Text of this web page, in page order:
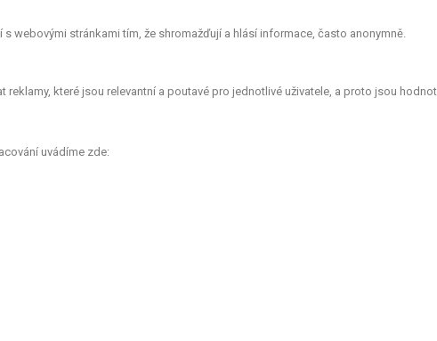
stránkami tím, že shromažďují a hlásí informace, často anonymně.
které jsou relevantní a poutavé pro jednotlivé uživatele, a proto jsou
uvádíme zde: